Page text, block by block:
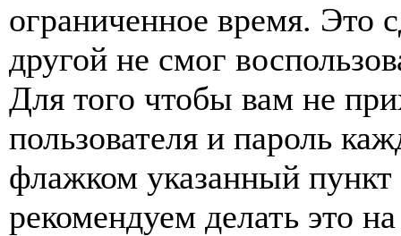
ограниченное время. Это
другой не смог
Для того чтобы вам не
пользователя и пароль
флажком указанный
рекомендуем делать это